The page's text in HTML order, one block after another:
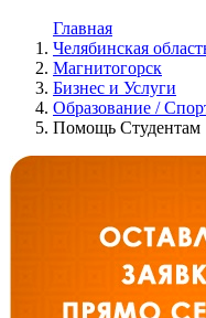
Главная
Челябинская
Магнитогорск
Бизнес и Услуги
Образование /
Помощь Студентам